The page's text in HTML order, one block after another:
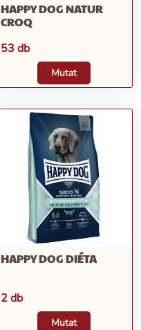
HAPPY DOG NATUR
CROQ
53 db
Mutat
HAPPY DOG DIÉTA
2 db
Mutat